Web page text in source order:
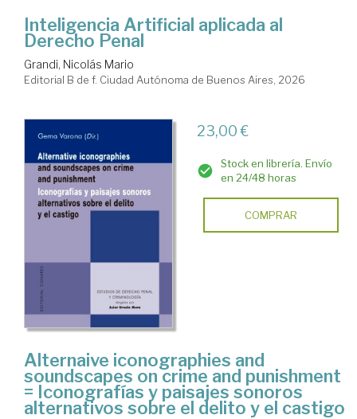
Inteligencia Artificial aplicada al
Derecho Penal
Grandi, Nicolás Mario
Editorial B de f. Ciudad Autónoma de Buenos Aires, 2026
23,00 €
Stock en librería. Envío
en 24/48 horas
COMPRAR
Alternaive iconographies and
soundscapes on crime and punishment
= Iconografías y paisajes sonoros
alternativos sobre el delito y el castigo